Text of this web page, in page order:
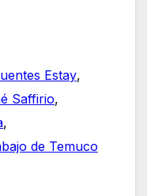
Estay,
Saffirio,
,
de Temuco